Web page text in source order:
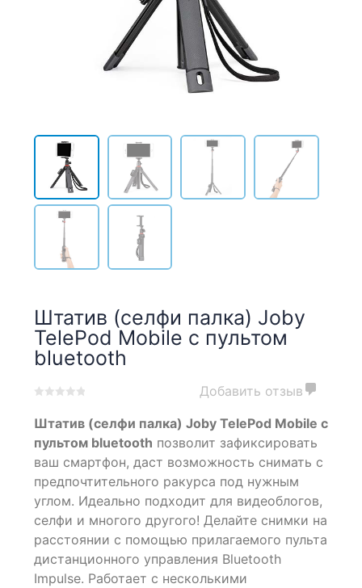
Штатив (селфи палка) Joby
TelePod Mobile с пультом
bluetooth
out
based
on
customer
ratings
Добавить отзыв
Штатив (селфи палка) Joby TelePod Mobile с
пультом bluetooth позволит зафиксировать
ваш смартфон, даст возможность снимать с
предпочтительного ракурса под нужным
углом. Идеально подходит для видеоблогов,
селфи и многого другого! Делайте снимки на
расстоянии с помощью прилагаемого пульта
дистанционного управления Bluetooth
Impulse. Работает с несколькими